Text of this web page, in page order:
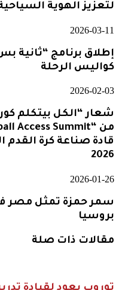
لتعزيز الهوية
2026-03-11
إطلاق برنامج “ثانية
كواليس الرحلة
2026-02-03
شعار “الكل بيتكلم
2026
2026-01-26
سمر حمزة تمثل مصر
بروسيا
مقالات ذات صلة